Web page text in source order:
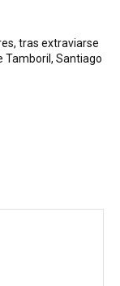
tras extraviarse
Tamboril, Santiago